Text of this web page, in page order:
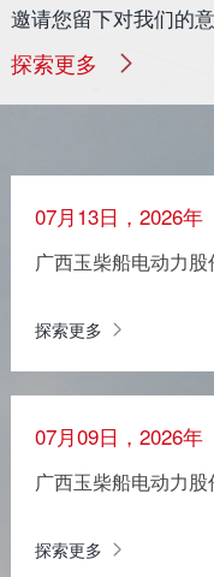
邀请您留下对我们的
探索更多
07月13日，2026年
广西玉柴船电动力股
探索更多
07月09日，2026年
广西玉柴船电动力
探索更多